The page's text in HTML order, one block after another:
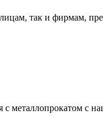
так и фирмам,
металлопрокатом с